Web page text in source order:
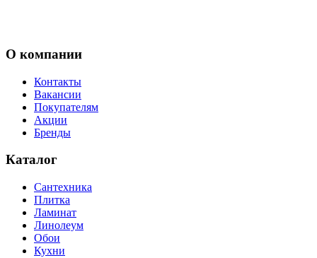
О компании
Контакты
Вакансии
Покупателям
Акции
Бренды
Каталог
Сантехника
Плитка
Ламинат
Линолеум
Обои
Кухни